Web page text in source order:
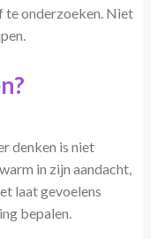
te onderzoeken. Niet
denken is niet
in zijn aandacht,
laat gevoelens
bepalen.